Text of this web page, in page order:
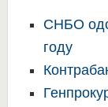
СНБО
году